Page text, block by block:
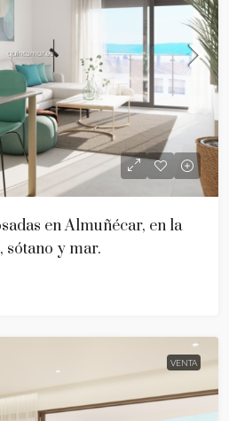
en Almuñécar, en la
sótano y mar.
VENTA